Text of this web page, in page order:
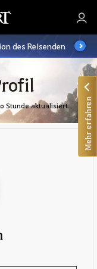
des Reisenden
Stunde aktualisiert. Mehr erfahren